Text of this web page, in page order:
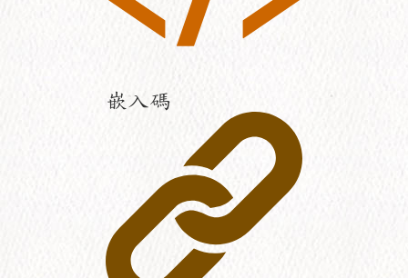
嵌入碼